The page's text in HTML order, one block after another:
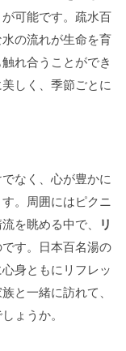
可能です。疏水百
の流れが生命を育
れ合うことができ
しく、季節ごとに
なく、心が豊かに
。周囲にはピクニ
を眺める中で、
リ
す。日本百名湯の
身ともにリフレッ
と一緒に訪れて、
ょうか。